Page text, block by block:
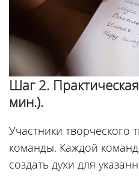
Шаг 2.
мин.).
Участники творческого
команды. Каждой
создать духи для